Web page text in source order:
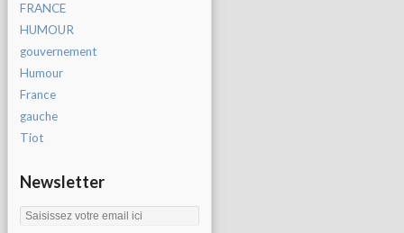
FRANCE
HUMOUR
gouvernement
Humour
France
gauche
Tiot
Newsletter